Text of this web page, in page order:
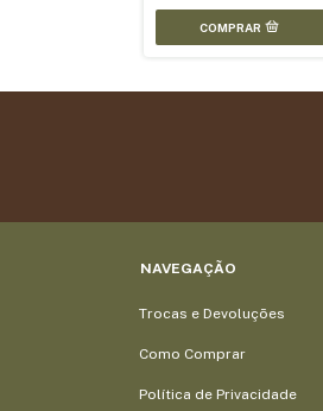
NAVEGAÇÃO
Trocas e Devoluções
Como Comprar
Política de Privacidade